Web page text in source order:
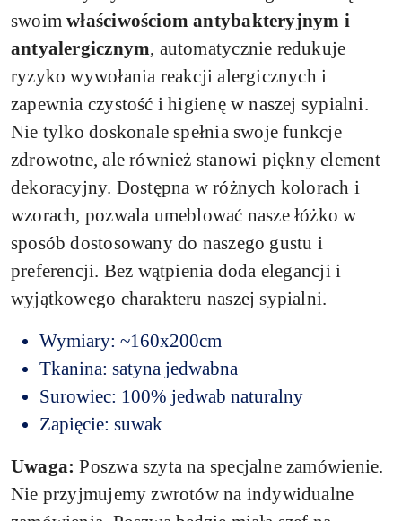
swoimwłaściwościom antybakteryjnym i
antyalergicznym, automatycznie redukuje
ryzyko wywołania reakcji alergicznych i
zapewnia czystość i higienę w naszej sypialni.
Nie tylko doskonale spełnia swoje funkcje
zdrowotne, ale również stanowi piękny element
dekoracyjny. Dostępna w różnych kolorach i
wzorach, pozwala umeblować nasze łóżko w
sposób dostosowany do naszego gustu i
preferencji. Bez wątpienia doda elegancji i
wyjątkowego charakteru naszej sypialni.
Wymiary: ~160x200cm
Tkanina: satyna jedwabna
Surowiec: 100% jedwab naturalny
Zapięcie: suwak
Uwaga: Poszwa szyta na specjalne zamówienie.
Nie przyjmujemy zwrotów na indywidualne